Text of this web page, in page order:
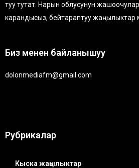
туу тутат. Нарын облусунун
карандысыз, бейтараптуу жаңылыктар
Биз менен байланышуу
dolonmediafm@gmail.com
Рубрикалар
Кыска жаңылыктар